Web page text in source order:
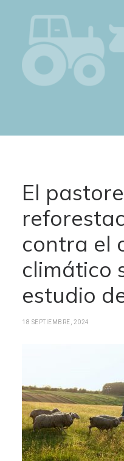
El
contra el
climático
estudio
18 SEPTIEMBRE, 2024